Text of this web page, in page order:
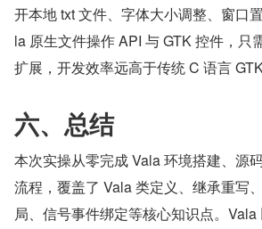
开本地 txt 文件、字体大小调整、窗口
la 原生文件操作 API 与 GTK 控件，只
扩展，开发效率远高于传统 C 语言 GTK
六、总结
本次实操从零完成 Vala 环境搭建、源
流程，覆盖了 Vala 类定义、继承重写
局、信号事件绑定等核心知识点。Vala